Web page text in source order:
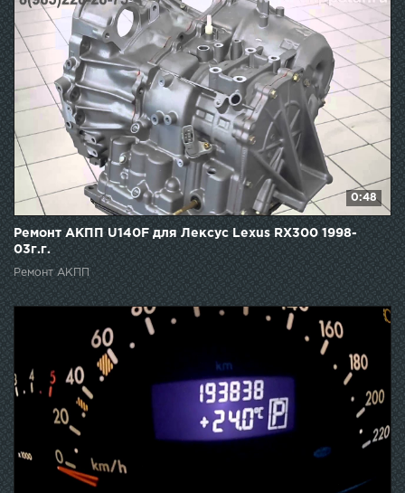
0:48
Ремонт АКПП U140F для Лексус Lexus RX300 1998-
03г.г.
Ремонт АКПП